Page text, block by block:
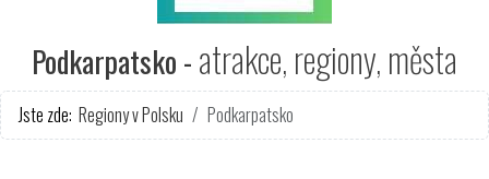
Podkarpatsko - atrakce, regiony, města
Jste zde: Regiony v Polsku Podkarpatsko